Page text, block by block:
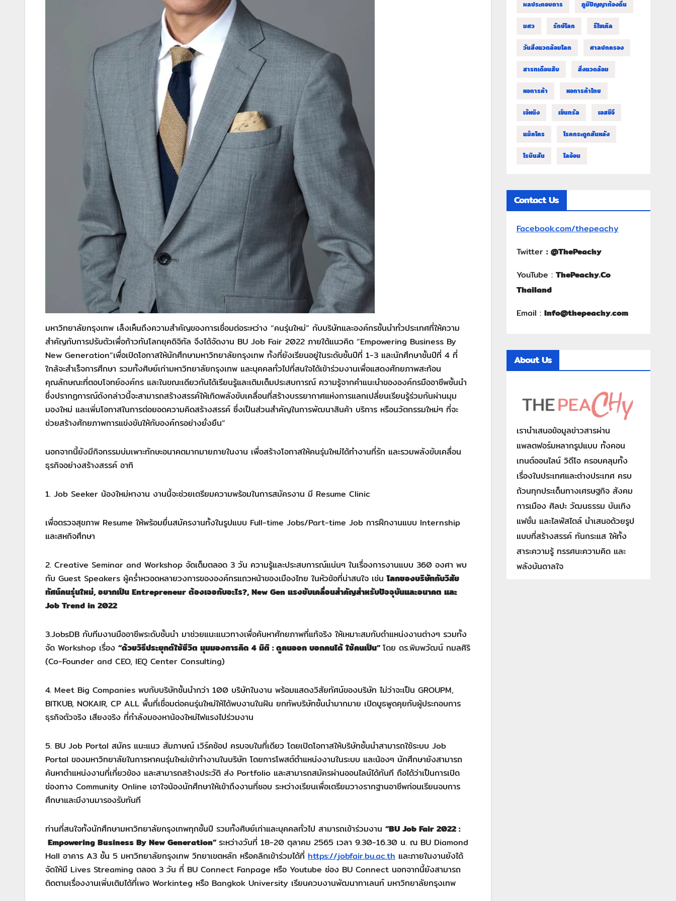
มหาวิทยาลัยกรุงเทพ เล็งเห็นถึงความสำคัญของการเชื่อมต่อระหว่าง “คนรุ่นใหม่” กับบริษัทและองค์กรชั้นนำทั่วประเทศที่ให้ความ
สำคัญกับการปรับตัวเพื่อก้าวทันโลกยุคดิจิทัล จึงได้จัดงาน BU Job Fair 2022 ภายใต้แนวคิด “Empowering Business By
New Generation”เพื่อเปิดโอกาสให้นักศึกษามหาวิทยาลัยกรุงเทพ ทั้งที่ยังเรียนอยู่ในระดับชั้นปีที่ 1-3 และนักศึกษาชั้นปีที่ 4 ที่
ใกล้จะสำเร็จการศึกษา รวมทั้งศิษย์เก่ามหาวิทยาลัยกรุงเทพ และบุคคลทั่วไปที่สนใจได้เข้าร่วมงานเพื่อแสดงศักยภาพสะท้อน
คุณลักษณะที่ตอบโจทย์องค์กร และในขณะเดียวกันได้เรียนรู้และเติมเต็มประสบการณ์ ความรู้จากคำแนะนำขององค์กรมืออาชีพชั้นนำ
ซึ่งปรากฏการณ์ดังกล่าวนี้จะสามารถสร้างสรรค์ให้เกิดพลังขับเคลื่อนที่สร้างบรรยากาศแห่งการแลกเปลี่ยนเรียนรู้ร่วมกันผ่านมุม
มองใหม่ และเพิ่มโอกาสในการต่อยอดความคิดสร้างสรรค์ ซึ่งเป็นส่วนสำคัญในการพัฒนาสินค้า บริการ หรือนวัตกรรมใหม่ๆ ที่จะ
ช่วยสร้างศักยภาพการแข่งขันให้กับองค์กรอย่างยั่งยืน”
นอกจากนี้ยังมีกิจกรรมบ่มเพาะทักษะอนาคตมากมายภายในงาน เพื่อสร้างโอกาสให้คนรุ่นใหม่ได้ทำงานที่รัก และรวมพลังขับเคลื่อน
ธุรกิจอย่างสร้างสรรค์ อาทิ
1. Job Seeker น้องใหม่หางาน งานนี้จะช่วยเตรียมความพร้อมในการสมัครงาน มี Resume Clinic
เพื่อตรวจสุขภาพ Resume ให้พร้อมยื่นสมัครงานทั้งในรูปแบบ Full-time Jobs/Part-time Job การฝึกงานแบบ Internship
และสหกิจศึกษา
2. Creative Seminar and Workshop จัดเต็มตลอด 3 วัน ความรู้และประสบการณ์แน่นๆ ในเรื่องการงานแบบ 360 องศา พบ
กับ Guest Speakers ผู้คร่ำหวอดหลายวงการขององค์กรแถวหน้าของเมืองไทย ในหัวข้อที่น่าสนใจ เช่นโลกของบริษัทกับวิสัย
ทัศน์คนรุ่นใหม่, อยากเป็น Entrepreneur ต้องเจอกับอะไร?, New Gen แรงขับเคลื่อนสำคัญสำหรับปัจจุบันและอนาคต และ
Job Trend in 2022
3.JobsDB กับทีมงานมืออาชีพระดับชั้นนำ มาช่วยแนะแนวทางเพื่อค้นหาศักยภาพที่แท้จริง ให้เหมาะสมกับตำแหน่งงานต่างๆ รวมทั้ง
จัด Workshop เรื่อง “ด้วยวิธีประยุกต์ใช้ชีวิต มุมมองการคิด 4 มิติ : ดูคนออก บอกคนได้ ใช้คนเป็น” โดย ดร.พิมพวัฒน์ กมลศิริ
(Co-Founder and CEO, IEQ Center Consulting)
4. Meet Big Companies พบกับบริษัทชั้นนำกว่า 100 บริษัทในงาน พร้อมแสดงวิสัยทัศน์ของบริษัท ไม่ว่าจะเป็น GROUPM,
BITKUB, NOKAIR, CP ALL พื้นที่เชื่อมต่อคนรุ่นใหม่ให้ได้พบงานในฝัน ยกทัพบริษัทชั้นนำมากมาย เปิดบูธพูดคุยกับผู้ประกอบการ
ธุรกิจตัวจริง เสียงจริง ที่กำลังมองหาน้องใหม่ไฟแรงไปร่วมงาน
5. BU Job Portal สมัคร แนะแนว สัมภาษณ์ เวิร์คช้อป ครบจบในที่เดียว โดยเปิดโอกาสให้บริษัทชั้นนำสามารถใช้ระบบ Job
Portal ของมหาวิทยาลัยในการหาคนรุ่นใหม่เข้าทำงานในบริษัท โดยการโพสต์ตำแหน่งงานในระบบ และน้องๆ นักศึกษายังสามารถ
ค้นหาตำแหน่งงานที่เกี่ยวข้อง และสามารถสร้างประวัติ ส่ง Portfolio และสามารถสมัครผ่านออนไลน์ได้ทันที ถือได้ว่าเป็นการเปิด
ช่องทาง Community Online เอาใจน้องนักศึกษาให้เข้าถึงงานที่ชอบ ระหว่างเรียนเพื่อเตรียมวางรากฐานอาชีพก่อนเรียนจบการ
ศึกษาและมีงานมารองรับทันที
ท่านที่สนใจทั้งนักศึกษามหาวิทยาลัยกรุงเทพทุกชั้นปี รวมทั้งศิษย์เก่าและบุคคลทั่วไป สามารถเข้าร่วมงาน “BU Job Fair 2022 :
Empowering Business By New Generation” ระหว่างวันที่ 18-20 ตุลาคม 2565 เวลา 9.30-16.30 น. ณ BU Diamond
Hall อาคาร A3 ชั้น 5 มหาวิทยาลัยกรุงเทพ วิทยาเขตหลัก หรือคลิกเข้าร่วมได้ที่ https://jobfair.bu.ac.th และภายในงานยังได้
จัดให้มี Lives Streaming ตลอด 3 วัน ที่ BU Connect Fanpage หรือ Youtube ช่อง BU Connect นอกจากนี้ยังสามารถ
ติดตามเรื่องงานเพิ่มเติมได้ที่เพจ Workinteg หรือ Bangkok University เรียนควบงานพัฒนาทาเลนท์ มหาวิทยาลัยกรุงเทพ
ผลประกอบการ ภูมิปัญญาท้องถิ่น
มศว รักษ์โลก รีไซเคิล
วันสิ่งแวดล้อมโลก ศาลปกครอง
สารทเดือนสิบ สิ่งแวดล้อม
หอการค้า หอการค้าไทย
เจ้หนิง เซ็นทรัล เอสซีจี
แม็คโคร โรคกระดูกสันหลัง
โรบินสัน ไลอ้อน
Contact Us
Facebook.com/thepeachy
Twitter : @ThePeachy
YouTube : ThePeachy.Co
Thailand
Email : Info@thepeachy.com
About Us
เรานำเสนอข้อมูลข่าวสารผ่าน
แพลตฟอร์มหลากรูปแบบ ทั้งคอน
เทนต์ออนไลน์ วิดีโอ ครอบคลุมทั้ง
เรื่องในประเทศและต่างประเทศ ครบ
ถ้วนทุกประเด็นทางเศรษฐกิจ สังคม
การเมือง ศิลปะ วัฒนธรรม บันเทิง
แฟชั่น และไลฟ์สไตล์ นำเสนอด้วยรูป
แบบที่สร้างสรรค์ ทันกระแส ให้ทั้ง
สาระความรู้ ทรรศนะความคิด และ
พลังบันดาลใจ